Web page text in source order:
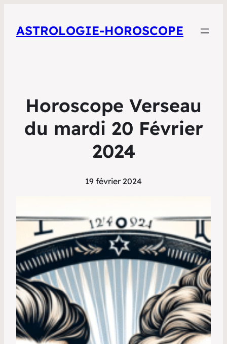
ASTROLOGIE-HOROSCOPE
Horoscope Verseau
du mardi 20 Février
2024
19 février 2024